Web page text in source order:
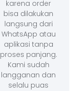
karena order
bisa dilakukan
langsung dari
WhatsApp atau
aplikasi tanpa
proses panjang.
Kami sudah
langganan dan
selalu puas